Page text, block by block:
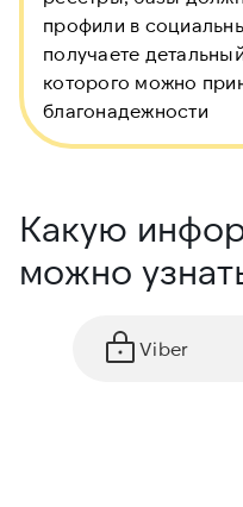
профили в
получаете
которого можно
благонадежности
Какую
можно
Viber